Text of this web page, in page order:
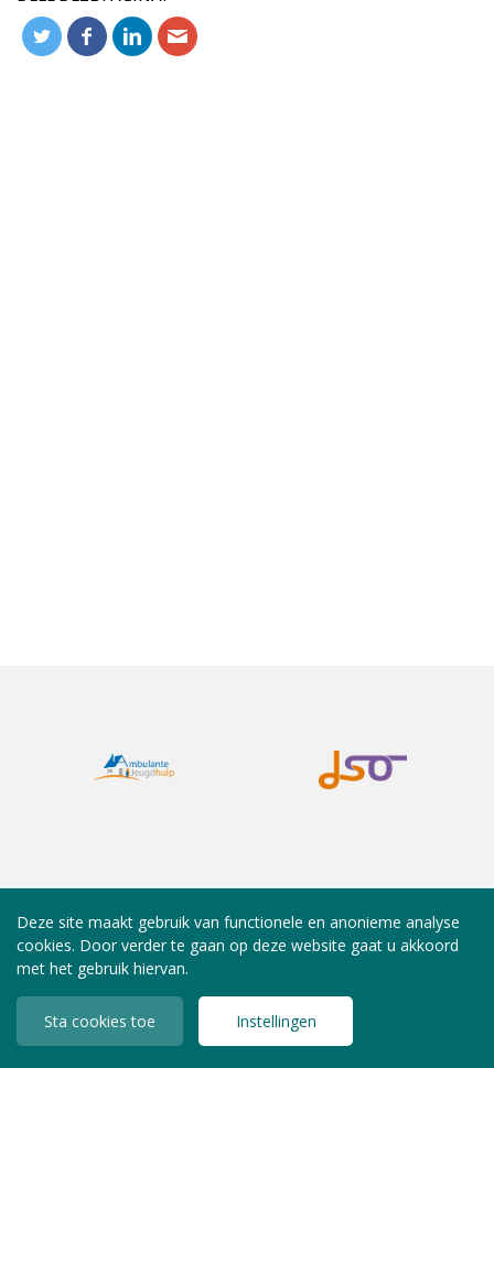
Deze site maakt gebruik van functionele en anonieme analyse
cookies. Door verder te gaan op deze website gaat u akkoord
met het gebruik hiervan.
Sta cookies toe Instellingen